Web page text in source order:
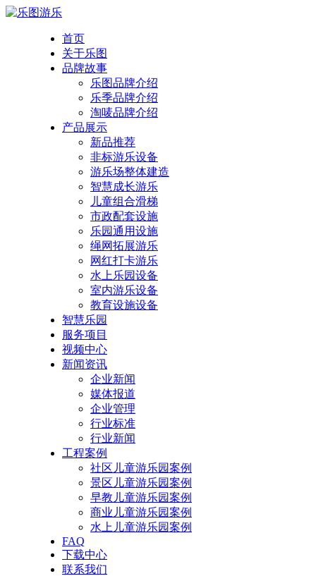
首页
关于乐图
品牌故事
乐图品牌介绍
乐季品牌介绍
淘唛品牌介绍
产品展示
新品推荐
非标游乐设备
游乐场整体建造
智慧成长游乐
儿童组合滑梯
市政配套设施
乐园通用设施
绳网拓展游乐
网红打卡游乐
水上乐园设备
室内游乐设备
教育设施设备
智慧乐园
服务项目
视频中心
新闻资讯
企业新闻
媒体报道
企业管理
行业标准
行业新闻
工程案例
社区儿童游乐园案例
景区儿童游乐园案例
早教儿童游乐园案例
商业儿童游乐园案例
水上儿童游乐园案例
FAQ
下载中心
联系我们